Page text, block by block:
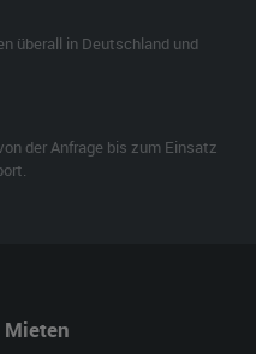
überall in Deutschland und
der Anfrage bis zum Einsatz
Mieten